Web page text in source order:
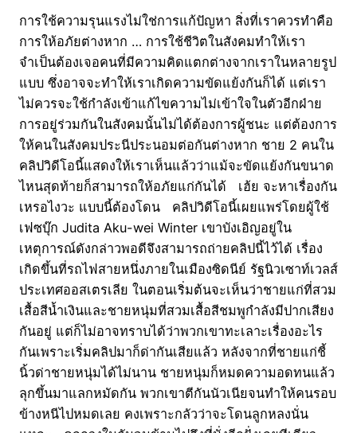
การใช้ความรุนแรงไม่ใช่การแก้ปัญหา สิ่งที่เราควรทำคือ
การให้อภัยต่างหาก … การใช้ชีวิตในสังคมทำให้เรา
จำเป็นต้องเจอคนที่มีความคิดแตกต่างจากเราในหลายรูป
แบบ ซึ่งอาจจะทำให้เราเกิดความขัดแย้งกันก็ได้ แต่เรา
ไม่ควรจะใช้กำลังเข้าแก้ไขความไม่เข้าใจในตัวอีกฝ่าย
การอยู่ร่วมกันในสังคมนั้นไม่ได้ต้องการผู้ชนะ แต่ต้องการ
ให้คนในสังคมประนีประนอมต่อกันต่างหาก ชาย 2 คนใน
คลิปวิดีโอนี้แสดงให้เราเห็นแล้วว่าแม้จะขัดแย้งกันขนาด
ไหนสุดท้ายก็สามารถให้อภัยแก่กันได้ เฮ้ย จะหาเรื่องกัน
เหรอไงวะ แบบนี้ต้องโดน คลิปวิดีโอนี้เผยแพร่โดยผู้ใช้
เฟซบุ๊ก Judita Aku-wei Winter เขาบังเอิญอยู่ใน
เหตุการณ์ดังกล่าวพอดีจึงสามารถถ่ายคลิปนี้ไว้ได้ เรื่อง
เกิดขึ้นที่รถไฟสายหนึ่งภายในเมืองซิดนีย์ รัฐนิวเซาท์เวลส์
ประเทศออสเตรเลีย ในตอนเริ่มต้นจะเห็นว่าชายแก่ที่สวม
เสื้อสีน้ำเงินและชายหนุ่มที่สวมเสื้อสีชมพูกำลังมีปากเสียง
กันอยู่ แต่ก็ไม่อาจทราบได้ว่าพวกเขาทะเลาะเรื่องอะไร
กันเพราะเริ่มคลิปมาก็ด่ากันเสียแล้ว หลังจากที่ชายแก่ชี้
นิ้วด่าชายหนุ่มได้ไม่นาน ชายหนุ่มก็หมดความอดทนแล้ว
ลุกขึ้นมาแลกหมัดกัน พวกเขาตีกันนัวเนียจนทำให้คนรอบ
ข้างหนีไปหมดเลย คงเพราะกลัวว่าจะโดนลูกหลงนั่น